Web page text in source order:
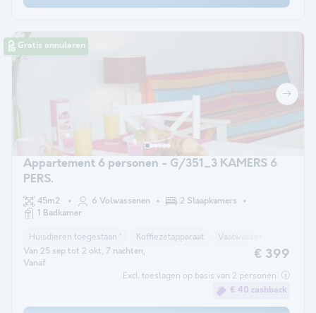
Gratis annuleren
Appartement 6 personen - G/351_3 KAMERS 6
PERS.
45m2 6 Volwassenen
2 Slaapkamers
1 Badkamer
Huisdieren toegestaan * Koffiezetapparaat Vaatwasser
Van 25 sep tot 2 okt, 7 nachten,
Vanaf
€ 399
Excl. toeslagen op basis van 2 personen
€ 40 cashback